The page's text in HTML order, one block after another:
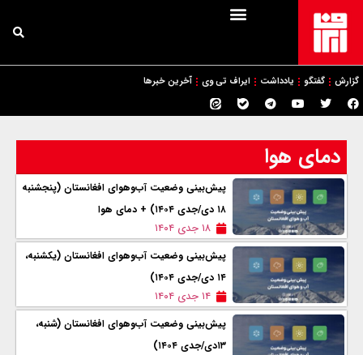
گزارش گفتگو یادداشت ایراف تی وی آخرین خبرها
دمای هوا
پیش‌بینی وضعیت آب‌وهوای افغانستان (پنجشنبه
۱۸ دی/جدی ۱۴۰۴) + دمای هوا
۱۸ جدی ۱۴۰۴
پیش‌بینی وضعیت آب‌وهوای افغانستان (یکشنبه،
۱۴ دی/جدی ۱۴۰۴)
۱۴ جدی ۱۴۰۴
پیش‌بینی وضعیت آب‌وهوای افغانستان (شنبه،
۱۳دی/جدی ۱۴۰۴)